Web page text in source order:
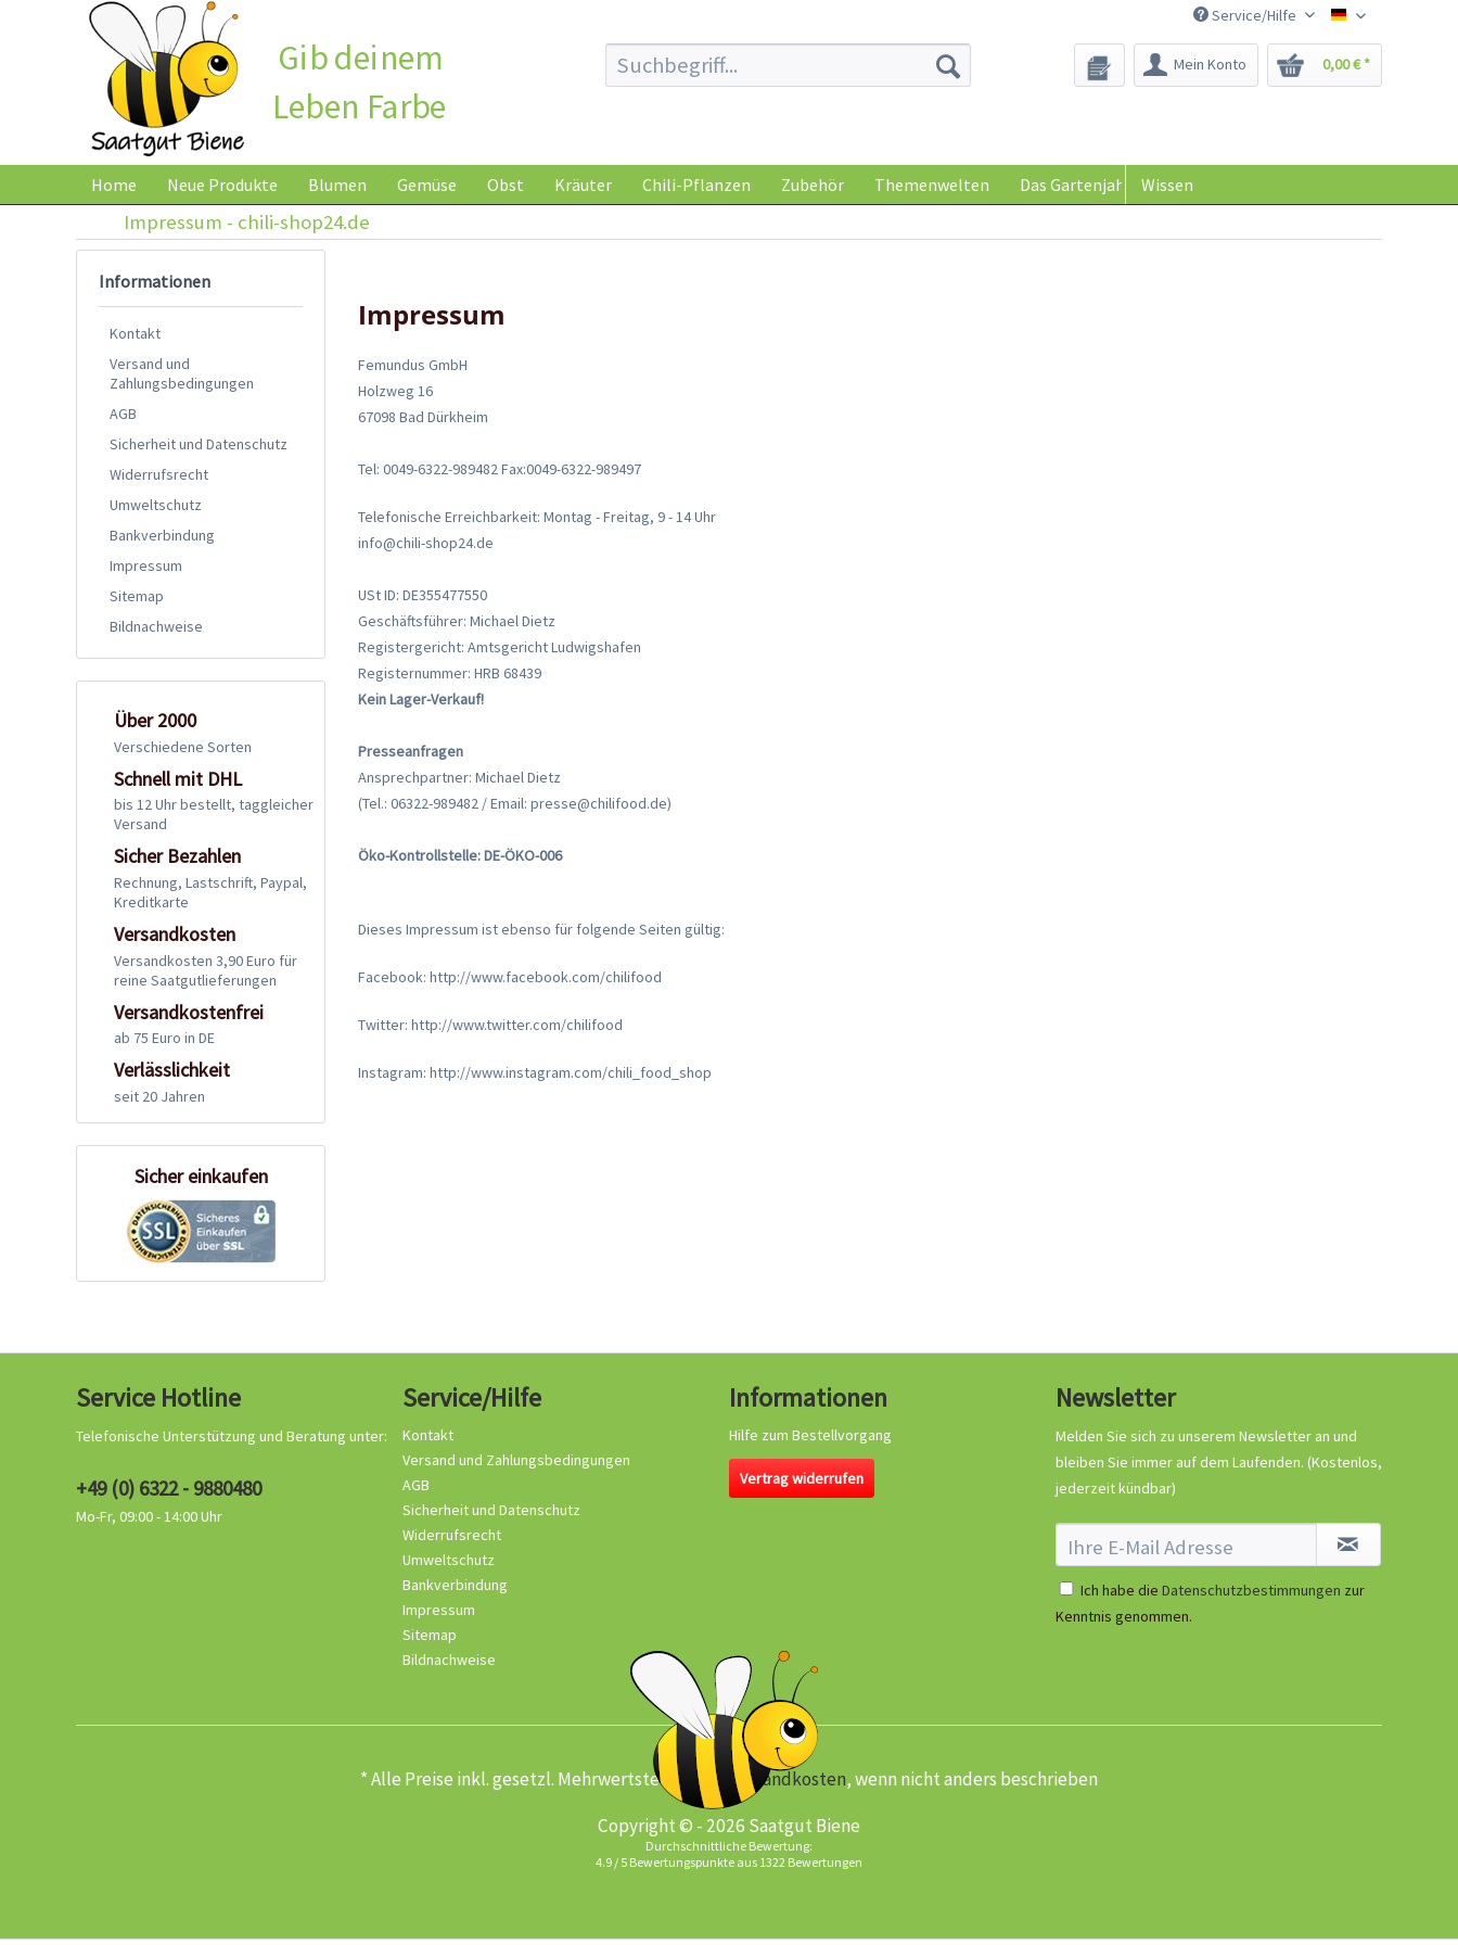
Saatgut-Biene
Service/Hilfe
Gib deinem
Leben Farbe
Mein Konto 0,00 € *
Home Neue Produkte Blumen Gemüse Obst Kräuter Chili-Pflanzen Zubehör Themenwelten Das Gartenjahr Wissen
Impressum - chili-shop24.de
Informationen
Kontakt
Versand und
Zahlungsbedingungen
AGB
Sicherheit und Datenschutz
Widerrufsrecht
Umweltschutz
Bankverbindung
Impressum
Sitemap
Bildnachweise
Über 2000
Verschiedene Sorten
Schnell mit DHL
bis 12 Uhr bestellt, taggleicher
Versand
Sicher Bezahlen
Rechnung, Lastschrift, Paypal,
Kreditkarte
Versandkosten
Versandkosten 3,90 Euro für
reine Saatgutlieferungen
Versandkostenfrei
ab 75 Euro in DE
Verlässlichkeit
seit 20 Jahren
Sicher einkaufen
Impressum
Femundus GmbH
Holzweg 16
67098 Bad Dürkheim
Tel: 0049-6322-989482 Fax:0049-6322-989497
Telefonische Erreichbarkeit: Montag - Freitag, 9 - 14 Uhr
info@chili-shop24.de
USt ID: DE355477550
Geschäftsführer: Michael Dietz
Registergericht: Amtsgericht Ludwigshafen
Registernummer: HRB 68439
Kein Lager-Verkauf!
Presseanfragen
Ansprechpartner: Michael Dietz
(Tel.: 06322-989482 / Email: presse@chilifood.de)
Öko-Kontrollstelle: DE-ÖKO-006
Dieses Impressum ist ebenso für folgende Seiten gültig:
Facebook: http://www.facebook.com/chilifood
Twitter: http://www.twitter.com/chilifood
Instagram: http://www.instagram.com/chili_food_shop
Service Hotline
Telefonische Unterstützung und Beratung unter:
+49 (0) 6322 - 9880480
Mo-Fr, 09:00 - 14:00 Uhr
Service/Hilfe
Kontakt
Versand und Zahlungsbedingungen
AGB
Sicherheit und Datenschutz
Widerrufsrecht
Umweltschutz
Bankverbindung
Impressum
Sitemap
Bildnachweise
Informationen
Hilfe zum Bestellvorgang
Vertrag widerrufen
Newsletter
Melden Sie sich zu unserem Newsletter an und
bleiben Sie immer auf dem Laufenden. (Kostenlos,
jederzeit kündbar)
Ich habe die Datenschutzbestimmungen zur
Kenntnis genommen.
* Alle Preise inkl. gesetzl. Mehrwertsteuer zzgl. Versandkosten, wenn nicht anders beschrieben
Copyright © - 2026 Saatgut Biene
Durchschnittliche Bewertung:
4.9 / 5 Bewertungspunkte aus 1322 Bewertungen